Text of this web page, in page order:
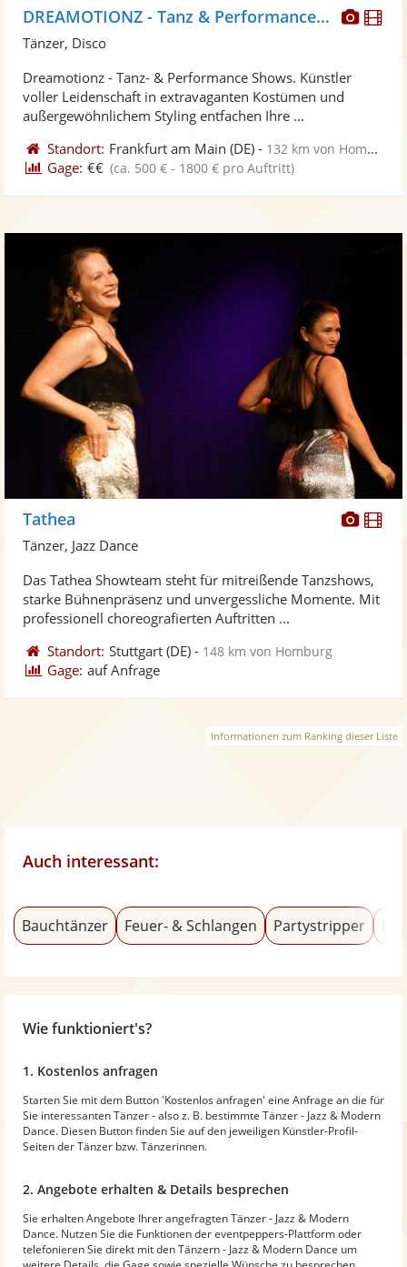
DREAMOTIONZ - Tanz & Performance Shows
Tänzer, Disco
Dreamotionz - Tanz- & Performance Shows. Künstler
voller Leidenschaft in extravaganten Kostümen und
außergewöhnlichem Styling entfachen Ihre ...
Standort: Frankfurt am Main (DE) - 132 km von Homburg
Gage: €€ (ca. 500 € - 1800 € pro Auftritt)
Fotos
Tathea
Tänzer, Jazz Dance
Das Tathea Showteam steht für mitreißende Tanzshows,
starke Bühnenpräsenz und unvergessliche Momente. Mit
professionell choreografierten Auftritten ...
Standort: Stuttgart (DE) - 148 km von Homburg
Gage: auf Anfrage
Informationen zum Ranking dieser Liste
Auch interessant:
Bauchtänzer Feuer- & Schlangen Partystripper
Wie funktioniert's?
1. Kostenlos anfragen
Starten Sie mit dem Button 'Kostenlos anfragen' eine Anfrage an die für
Sie interessanten Tänzer - also z. B. bestimmte Tänzer - Jazz & Modern
Dance. Diesen Button finden Sie auf den jeweiligen Künstler-Profil-
Seiten der Tänzer bzw. Tänzerinnen.
2. Angebote erhalten & Details besprechen
Sie erhalten Angebote Ihrer angefragten Tänzer - Jazz & Modern
Dance. Nutzen Sie die Funktionen der eventpeppers-Plattform oder
telefonieren Sie direkt mit den Tänzern - Jazz & Modern Dance um